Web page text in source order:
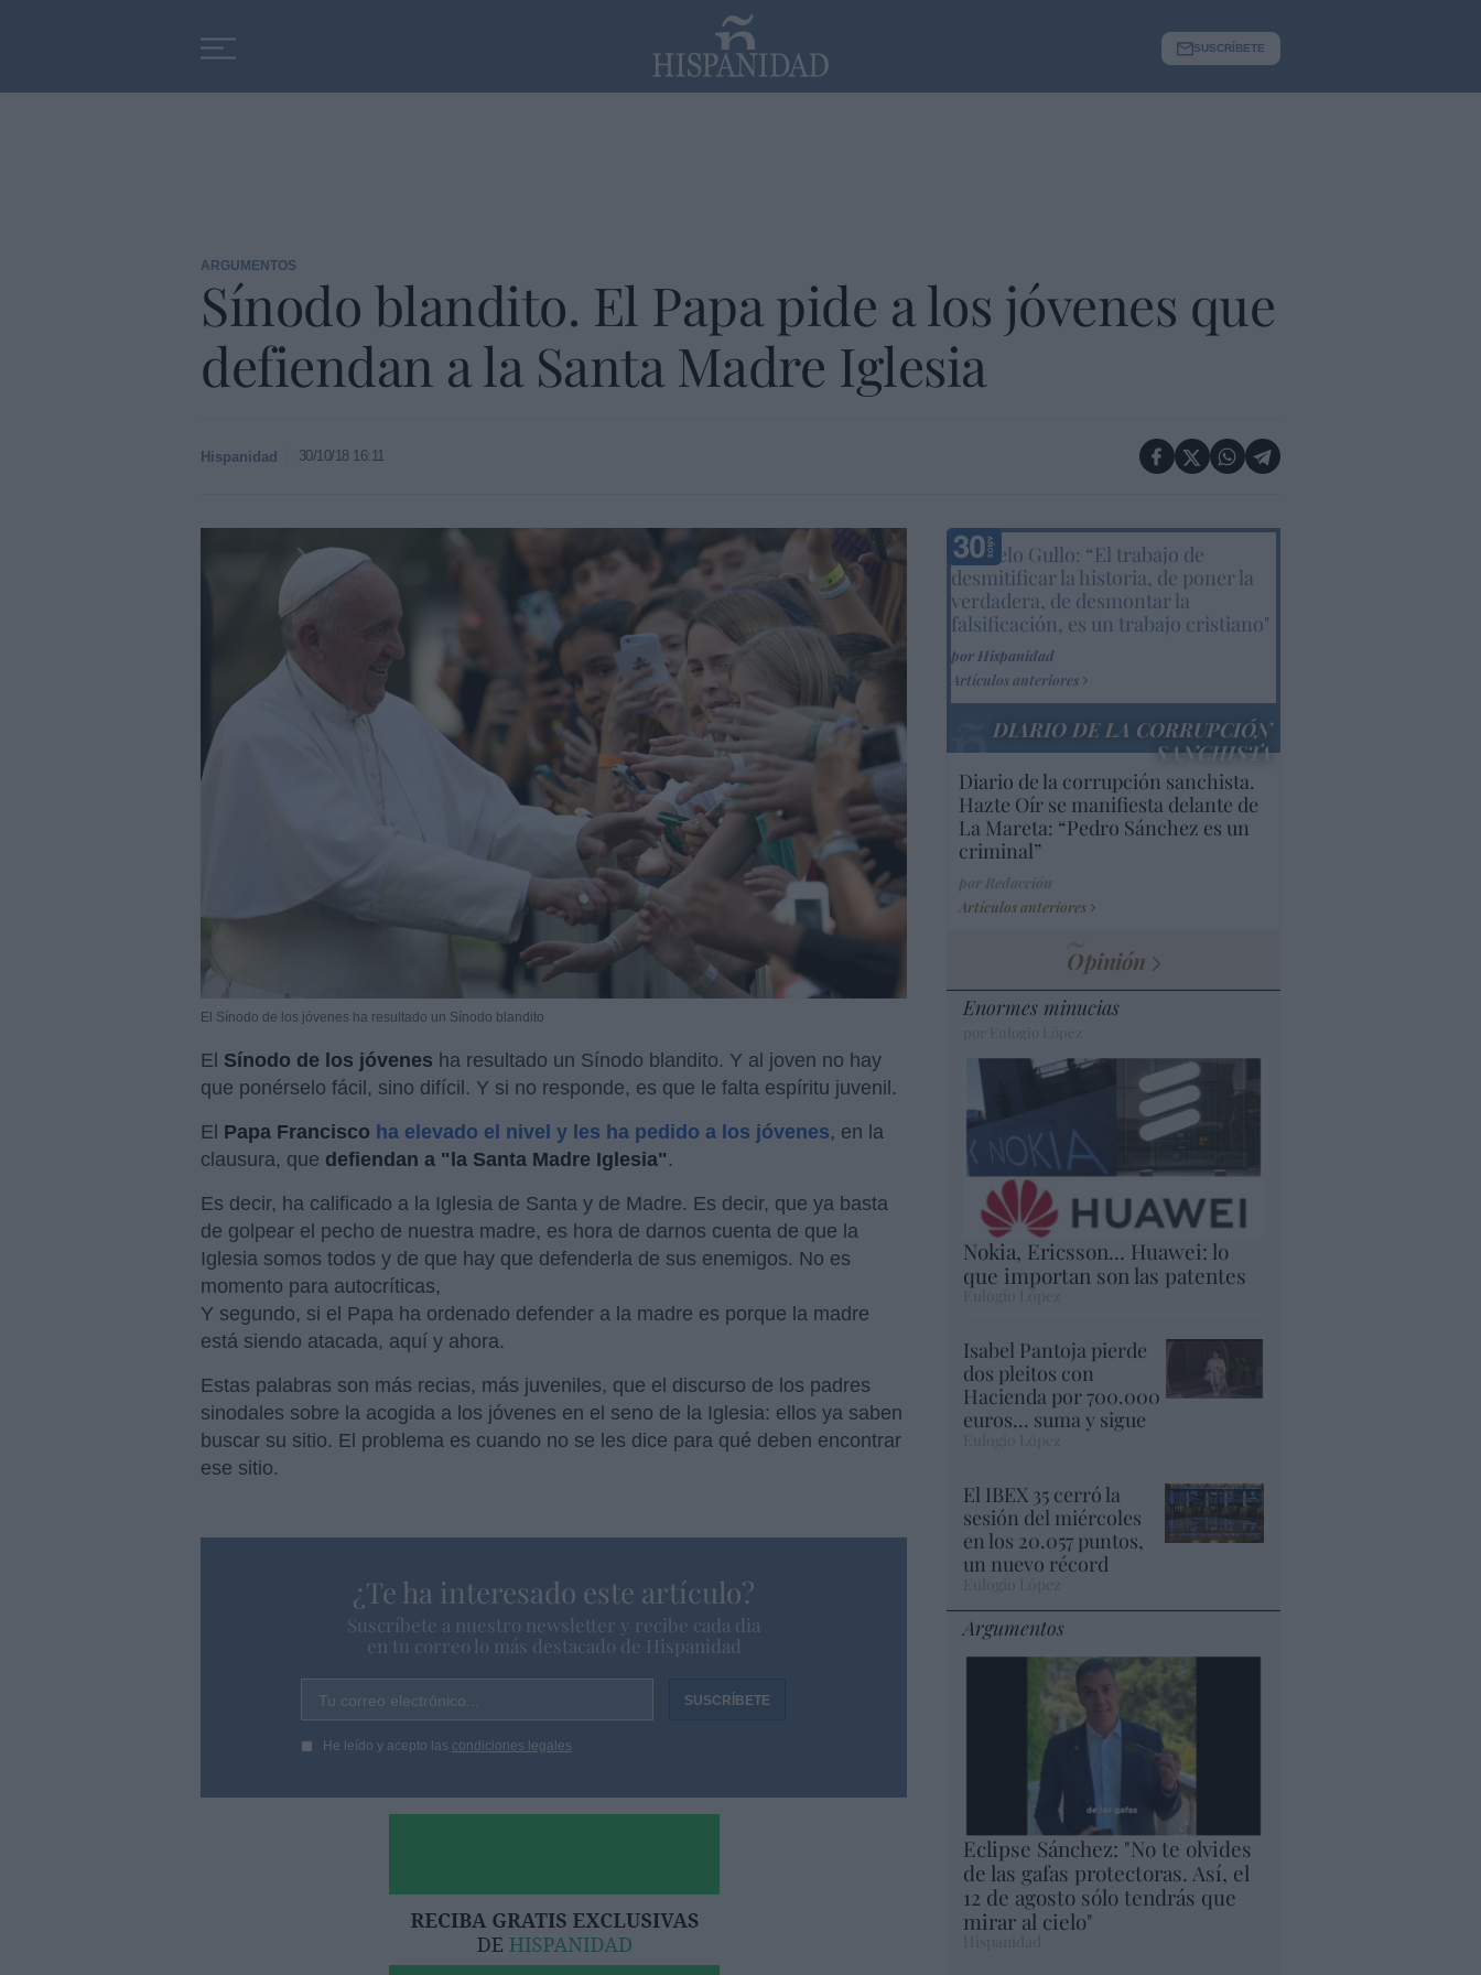
SUSCRÍBETE
ARGUMENTOS
Sínodo blandito. El Papa pide a los jóvenes que
defiendan a la Santa Madre Iglesia
Hispanidad 30/10/18 16:11
El Sínodo de los jóvenes ha resultado un Sínodo blandito
El Sínodo de los jóvenes ha resultado un Sínodo blandito. Y al joven no hay
que ponérselo fácil, sino difícil. Y si no responde, es que le falta espíritu juvenil.
El Papa Francisco ha elevado el nivel y les ha pedido a los jóvenes, en la
clausura, que defiendan a "la Santa Madre Iglesia" .
Es decir, ha calificado a la Iglesia de Santa y de Madre. Es decir, que ya basta
de golpear el pecho de nuestra madre, es hora de darnos cuenta de que la
Iglesia somos todos y de que hay que defenderla de sus enemigos. No es
momento para autocríticas,
Y segundo, si el Papa ha ordenado defender a la madre es porque la madre
está siendo atacada, aquí y ahora.
Estas palabras son más recias, más juveniles, que el discurso de los padres
sinodales sobre la acogida a los jóvenes en el seno de la Iglesia: ellos ya saben
buscar su sitio. El problema es cuando no se les dice para qué deben encontrar
ese sitio.
¿Te ha interesado este artículo?
Suscríbete a nuestro newsletter y recibe cada dia
en tu correo lo más destacado de Hispanidad
Tu correo electrónico...
He leído y acepto las condiciones legales
Marcelo Gullo: “El trabajo de
desmitificar la historia, de poner la
verdadera, de desmontar la
falsificación, es un trabajo cristiano"
por Hispanidad
Artículos anteriores
DIARIO DE LA CORRUPCIÓN
SANCHISTA
Diario de la corrupción sanchista.
Hazte Oír se manifiesta delante de
La Mareta: “Pedro Sánchez es un
criminal”
Artículos anteriores
Opinión
Enormes minucias
Nokia, Ericsson... Huawei: lo
que importan son las patentes
Eulogio López
Isabel Pantoja pierde
dos pleitos con
Hacienda por 700.000
euros... suma y sigue
El IBEX 35 cerró la
sesión del miércoles
en los 20.057 puntos,
un nuevo récord
Argumentos
Eclipse Sánchez: "No te olvides
de las gafas protectoras. Así, el
12 de agosto sólo tendrás que
mirar al cielo"